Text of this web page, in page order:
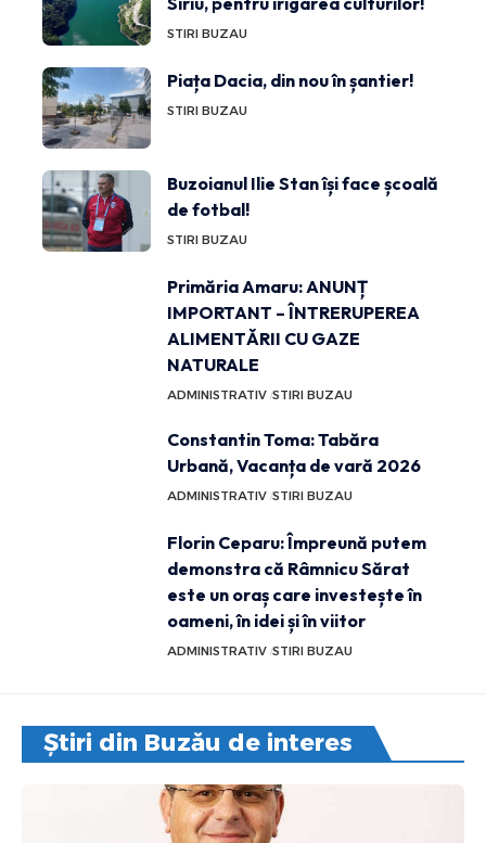
STIRI BUZAU
Piața Dacia, din nou în șantier!
STIRI BUZAU
Buzoianul Ilie Stan își face școală
de fotbal!
STIRI BUZAU
Primăria Amaru: ANUNȚ
IMPORTANT – ÎNTRERUPEREA
ALIMENTĂRII CU GAZE
NATURALE
ADMINISTRATIV STIRI BUZAU
Constantin Toma: Tabăra
Urbană, Vacanța de vară 2026
ADMINISTRATIV STIRI BUZAU
Florin Ceparu: Împreună putem
demonstra că Râmnicu Sărat
este un oraș care investește în
oameni, în idei și în viitor
ADMINISTRATIV STIRI BUZAU
Știri din Buzău de interes